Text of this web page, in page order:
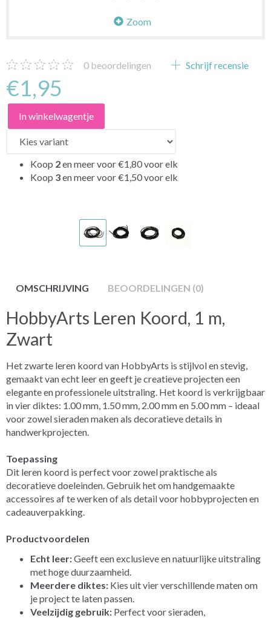
Zoom
0 beoordelingen Schrijf recensie
€1,95
In winkelwagentje
Koop 2en meer voor€1,80voor elk
Koop 3en meer voor€1,50voor elk
OMSCHRIJVING BEOORDELINGEN (0)
HobbyArts Leren Koord, 1 m,
Zwart
Het zwarte leren koord van HobbyArts is stijlvol en stevig,
gemaakt van echt leer en geeft je creatieve projecten een
elegante en professionele uitstraling. Het koord is verkrijgbaar
in vier diktes: 1.00 mm, 1.50 mm, 2.00 mm en 5.00 mm – ideaal
voor zowel sieraden maken als decoratieve details in
handwerkprojecten.
Toepassing
Dit leren koord is perfect voor zowel praktische als
decoratieve doeleinden. Gebruik het om handgemaakte
accessoires af te werken of als detail voor hobbyprojecten en
cadeauverpakking.
Productvoordelen
Echt leer:Geeft een exclusieve en natuurlijke uitstraling
met hoge duurzaamheid.
Meerdere diktes: Kies uit vier verschillende maten om
je project te laten passen.
Veelzijdig gebruik: Perfect voor sieraden,